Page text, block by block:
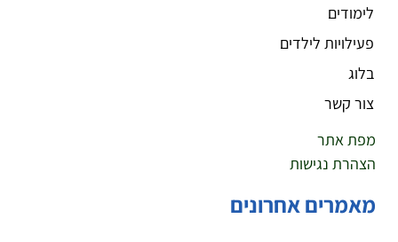
לימודים
פעילויות לילדים
בלוג
צור קשר
מפת אתר
הצהרת נגישות
מאמרים אחרונים